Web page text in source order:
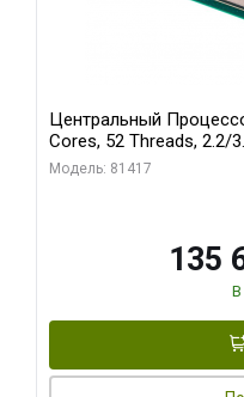
Центральный
Cores, 52 Threads, 2.2/
185W
Модель: 81417
135
В